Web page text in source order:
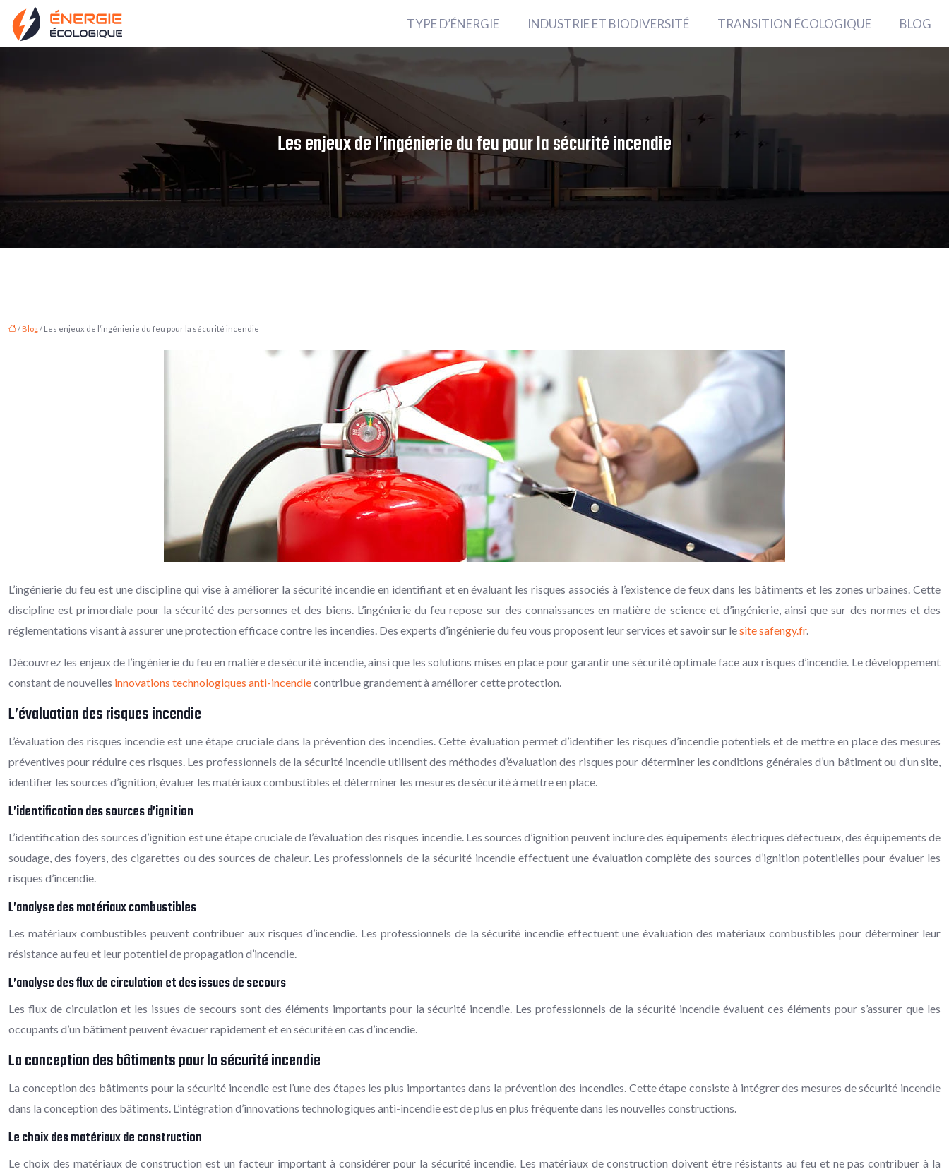
TYPE D’ÉNERGIE INDUSTRIE ET BIODIVERSITÉ TRANSITION ÉCOLOGIQUE BLOG
Les enjeux de l’ingénierie du feu pour la sécurité incendie
/ Blog/ Les enjeux de l’ingénierie du feu pour la sécurité incendie
L’ingénierie du feu est une discipline qui vise à améliorer la sécurité incendie en identifiant et en évaluant les risques associés à l’existence de feux dans les bâtiments et les zones urbaines. Cette
discipline est primordiale pour la sécurité des personnes et des biens. L’ingénierie du feu repose sur des connaissances en matière de science et d’ingénierie, ainsi que sur des normes et des
réglementations visant à assurer une protection efficace contre les incendies. Des experts d’ingénierie du feu vous proposent leur services et savoir sur lesite safengy.fr.
Découvrez les enjeux de l’ingénierie du feu en matière de sécurité incendie, ainsi que les solutions mises en place pour garantir une sécurité optimale face aux risques d’incendie. Le développement
constant de nouvelles innovations technologiques anti-incendiecontribue grandement à améliorer cette protection.
L’évaluation des risques incendie
L’évaluation des risques incendie est une étape cruciale dans la prévention des incendies. Cette évaluation permet d’identifier les risques d’incendie potentiels et de mettre en place des mesures
préventives pour réduire ces risques. Les professionnels de la sécurité incendie utilisent des méthodes d’évaluation des risques pour déterminer les conditions générales d’un bâtiment ou d’un site,
identifier les sources d’ignition, évaluer les matériaux combustibles et déterminer les mesures de sécurité à mettre en place.
L’identification des sources d’ignition
L’identification des sources d’ignition est une étape cruciale de l’évaluation des risques incendie. Les sources d’ignition peuvent inclure des équipements électriques défectueux, des équipements de
soudage, des foyers, des cigarettes ou des sources de chaleur. Les professionnels de la sécurité incendie effectuent une évaluation complète des sources d’ignition potentielles pour évaluer les
risques d’incendie.
L’analyse des matériaux combustibles
Les matériaux combustibles peuvent contribuer aux risques d’incendie. Les professionnels de la sécurité incendie effectuent une évaluation des matériaux combustibles pour déterminer leur
résistance au feu et leur potentiel de propagation d’incendie.
L’analyse des flux de circulation et des issues de secours
Les flux de circulation et les issues de secours sont des éléments importants pour la sécurité incendie. Les professionnels de la sécurité incendie évaluent ces éléments pour s’assurer que les
occupants d’un bâtiment peuvent évacuer rapidement et en sécurité en cas d’incendie.
La conception des bâtiments pour la sécurité incendie
La conception des bâtiments pour la sécurité incendie est l’une des étapes les plus importantes dans la prévention des incendies. Cette étape consiste à intégrer des mesures de sécurité incendie
dans la conception des bâtiments. L’intégration d’innovations technologiques anti-incendie est de plus en plus fréquente dans les nouvelles constructions.
Le choix des matériaux de construction
Le choix des matériaux de construction est un facteur important à considérer pour la sécurité incendie. Les matériaux de construction doivent être résistants au feu et ne pas contribuer à la